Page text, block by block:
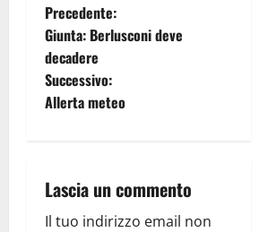
Precedente:
Giunta: Berlusconi deve
decadere
Successivo:
Allerta meteo
Lascia un commento
Il tuo indirizzo email non